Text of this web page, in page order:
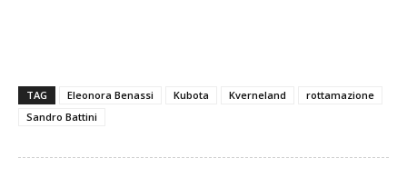
TAG Eleonora Benassi Kubota Kverneland
rottamazione
Sandro Battini